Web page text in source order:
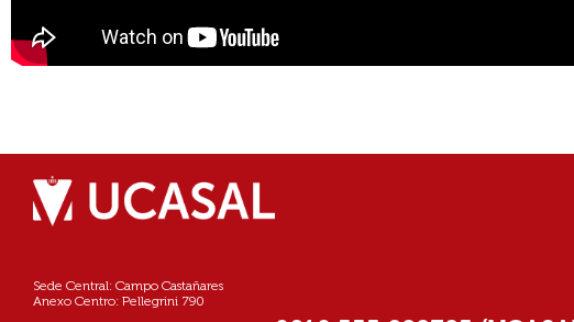
Sede Central: Campo Castañares
Anexo Centro: Pellegrini 790